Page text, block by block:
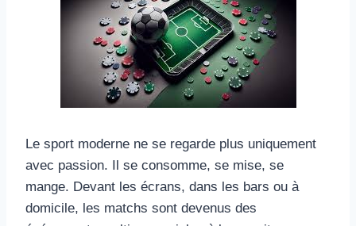
Le sport moderne ne se regarde plus uniquement
avec passion. Il se consomme, se mise, se
mange. Devant les écrans, dans les bars ou à
domicile, les matchs sont devenus des